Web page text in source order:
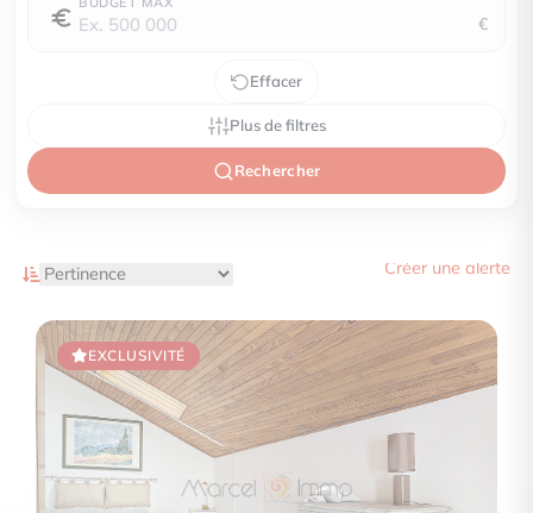
€
Effacer
Plus de filtres
Rechercher
Créer une alerte
EXCLUSIVITÉ